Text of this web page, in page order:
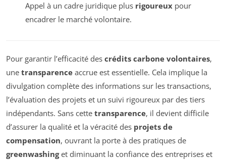
Appel à un cadre juridique plus rigoureuxpour
encadrer le marché volontaire.
Pour garantir l’efficacité des crédits carbone volontaires,
une transparence accrue est essentielle. Cela implique la
divulgation complète des informations sur les transactions,
l’évaluation des projets et un suivi rigoureux par des tiers
indépendants. Sans cette transparence, il devient difficile
d’assurer la qualité et la véracité des projets de
compensation, ouvrant la porte à des pratiques de
greenwashinget diminuant la confiance des entreprises et